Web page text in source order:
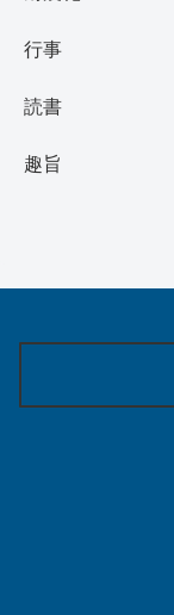
行事
読書
趣旨